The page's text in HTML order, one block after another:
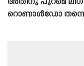
അതിനു പുറമെ
റൊണാൾഡോ